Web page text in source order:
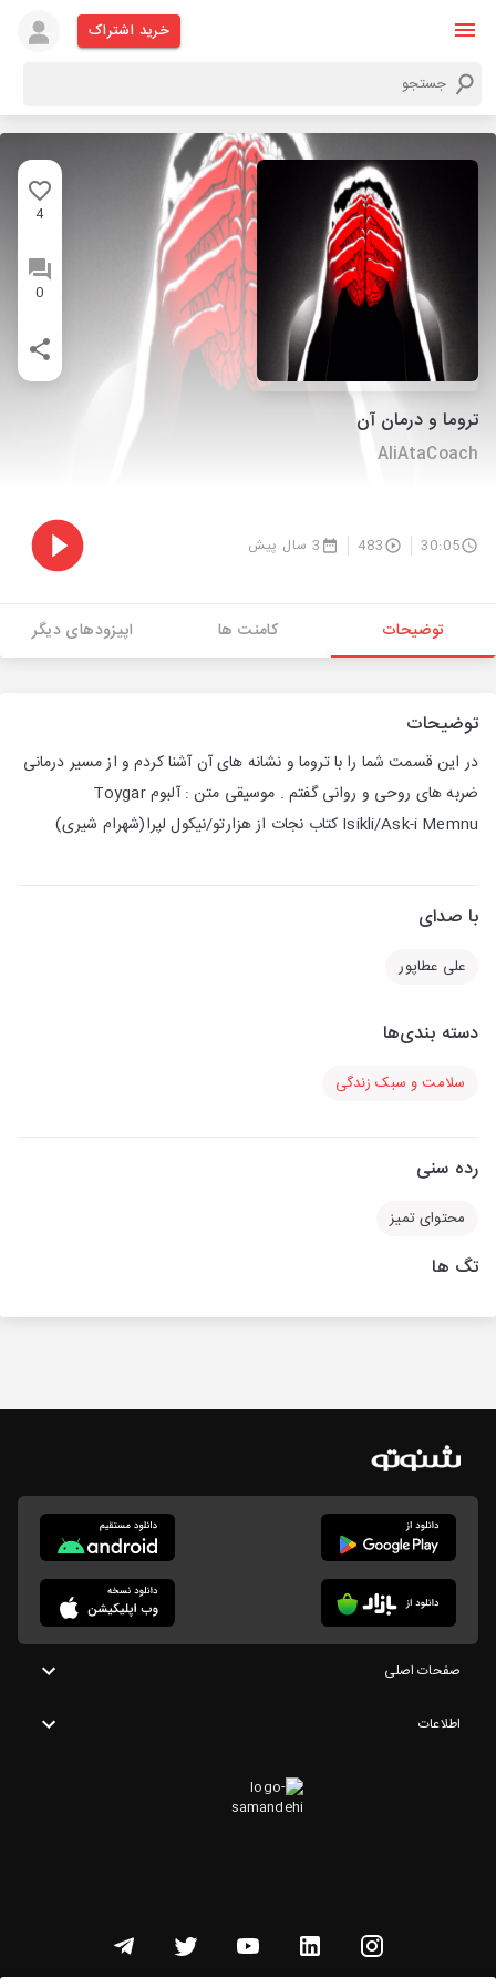
خرید اشتراک
4
0
تروما و درمان آن
AliAtaCoach
30:05
483 3 سال پیش
توضیحات کامنت ها اپیزودهای دیگر
توضیحات
در این قسمت شما را با تروما و نشانه های آن آشنا کردم و از مسیر درمانی
ضربه های روحی و روانی گفتم . موسیقی متن : آلبوم Toygar
Isikli/Ask-i Memnu کتاب نجات از هزارتو/نیکول لپرا(شهرام شیری)
با صدای
علی عطاپور
دسته بندی‌ها
سلامت و سبک زندگی
رده سنی
محتوای تمیز
تگ ها
صفحات اصلی
اطلاعات